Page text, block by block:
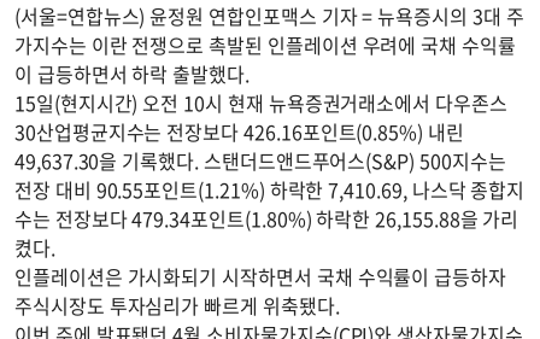
(서울=연합뉴스) 윤정원 연합인포맥스 기자 = 뉴욕증시의 3대 주
가지수는 이란 전쟁으로 촉발된 인플레이션 우려에 국채 수익률
이 급등하면서 하락 출발했다.
15일(현지시간) 오전 10시 현재 뉴욕증권거래소에서 다우존스
30산업평균지수는 전장보다 426.16포인트(0.85%) 내린
49,637.30을 기록했다. 스탠더드앤드푸어스(S&P) 500지수는
전장 대비 90.55포인트(1.21%) 하락한 7,410.69, 나스닥 종합지
수는 전장보다 479.34포인트(1.80%) 하락한 26,155.88을 가리
켰다.
인플레이션은 가시화되기 시작하면서 국채 수익률이 급등하자
주식시장도 투자심리가 빠르게 위축됐다.